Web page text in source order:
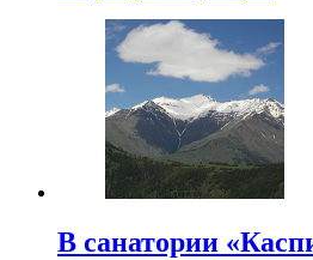
В санатории